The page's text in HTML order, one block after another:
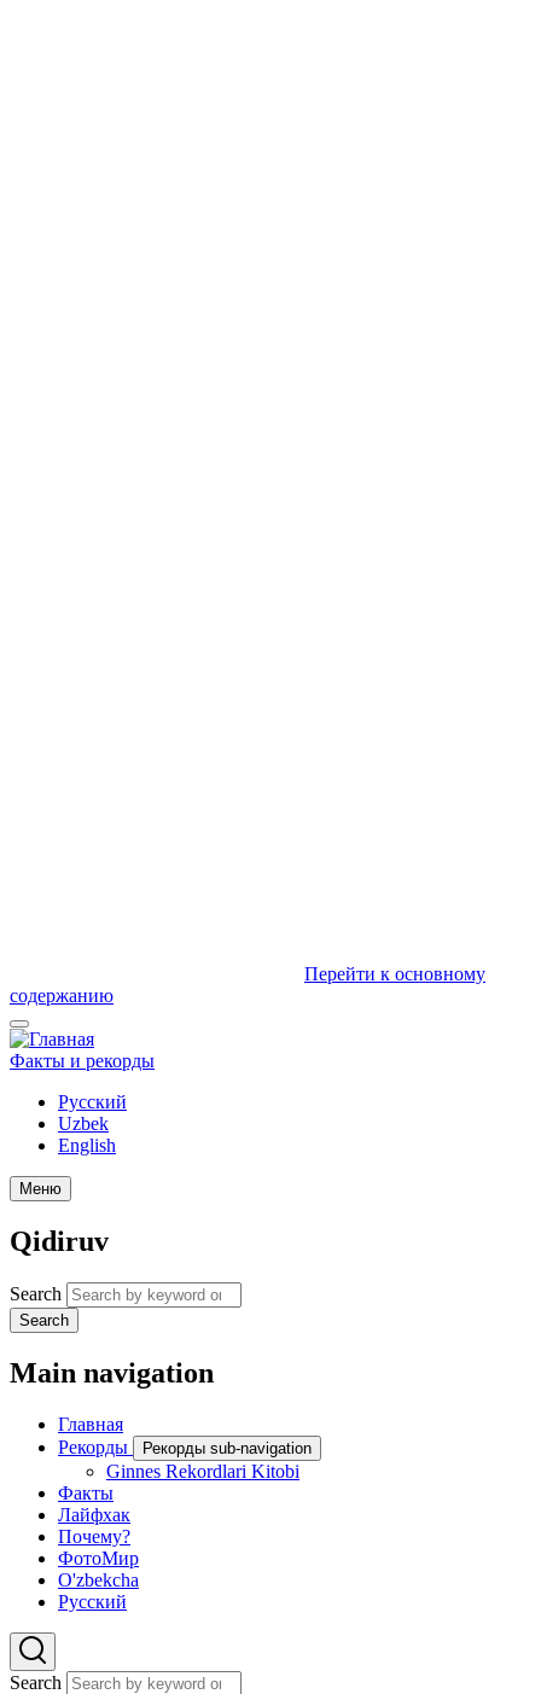
Перейти к основному
содержанию
Факты и рекорды
Русский
Uzbek
English
Меню
Qidiruv
Search
Search
Main navigation
Главная
Рекорды
Рекорды sub-navigation
Ginnes Rekordlari Kitobi
Факты
Лайфхак
Почему?
ФотоМир
O'zbekcha
Русский
Search